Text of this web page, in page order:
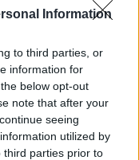
Information
to third parties, or
information for
below opt-out
note that after your
seeing
utilized by
third parties prior to